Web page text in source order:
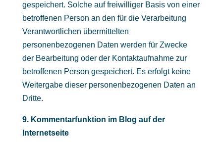
gespeichert. Solche auf freiwilliger Basis von einer
betroffenen Person an den für die Verarbeitung
Verantwortlichen übermittelten
personenbezogenen Daten werden für Zwecke
der Bearbeitung oder der Kontaktaufnahme zur
betroffenen Person gespeichert. Es erfolgt keine
Weitergabe dieser personenbezogenen Daten an
Dritte.
9. Kommentarfunktion im Blog auf der
Internetseite